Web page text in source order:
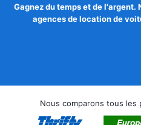
Gagnez du temps et de l'argent.
agences de location de
Nous comparons tous les